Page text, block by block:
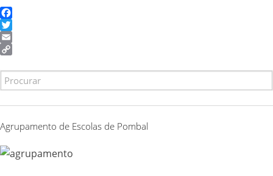
Facebook
Twitter
Email
Link
Search
for:
Agrupamento de Escolas de Pombal